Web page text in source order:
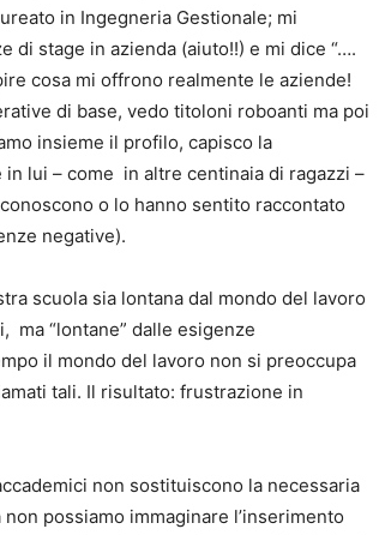
in Ingegneria Gestionale; mi
di stage in azienda (aiuto!!) e mi dice “….
cosa mi offrono realmente le aziende!
di base, vedo titoloni roboanti ma poi
insieme il profilo, capisco la
lui – come in altre centinaia di ragazzi –
o lo hanno sentito raccontato
negative).
scuola sia lontana dal mondo del lavoro
ma “lontane” dalle esigenze
il mondo del lavoro non si preoccupa
tali. Il risultato: frustrazione in
non sostituiscono la necessaria
possiamo immaginare l’inserimento